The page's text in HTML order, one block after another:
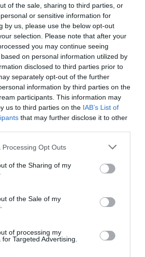
of the sale, sharing to third parties, or
or sensitive information for
by us, please use the below opt-out
selection. Please note that after your
you may continue seeing
on personal information utilized by
disclosed to third parties prior to
separately opt-out of the further
information by third parties on the
participants. This information may
us to third parties on the IAB’s List of
that may further disclose it to other
website/app uses one or more Google
or usage behaviour. You may click to
to Google and its third-party tags to
specified purposes in below Google
Processing Opt Outs
of the Sharing of my
of the Sale of my
of processing my
Targeted Advertising.
ország rendelkezik Európa
Emellett az sem
hogy jóval
a népszerűbb tengerpartok,
nyugati utazó számára az ország
is viszonylag ismeretlenek.
legszebb tengerpartja, fehér
és kristálytiszta vizével szinte
Ciprus